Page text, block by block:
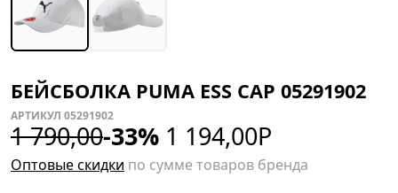
БЕЙСБОЛКА PUMA ESS CAP 05291902
АРТИКУЛ 05291902
1 790,00-33% 1 194,00Р
Оптовые скидки по сумме товаров бренда